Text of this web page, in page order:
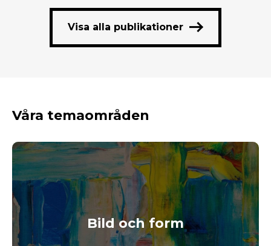
Visa alla publikationer
Våra temaområden
Bild och form